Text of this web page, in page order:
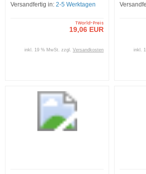
Versandfertig in: 2-5 Werktagen
TWorld-Preis
19,06 EUR
inkl. 19 % MwSt. zzgl. Versandkosten inkl.